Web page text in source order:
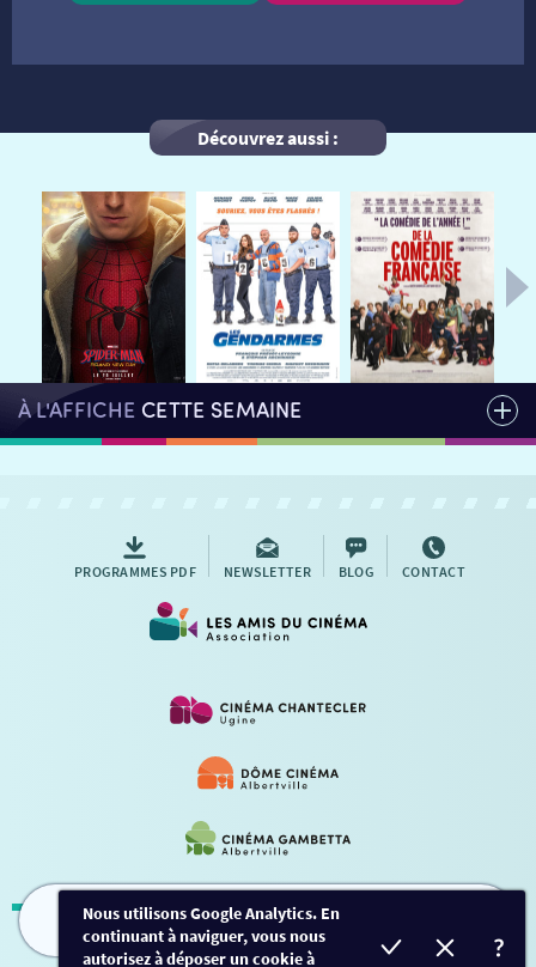
FILMS HORAIRES EVÈNEMENTS TARIFS
JEUNESSE
AUTRES RENDEZ-VOUS
MON COMPTE
NOUS CONTACTER
Découvrez aussi :
À L'AFFICHE CETTE SEMAINE
PROGRAMMES PDF NEWSLETTER BLOG CONTACT
Mentions légales Contact
Nous utilisons Google Analytics. En
continuant à naviguer, vous nous
autorisez à déposer un cookie à